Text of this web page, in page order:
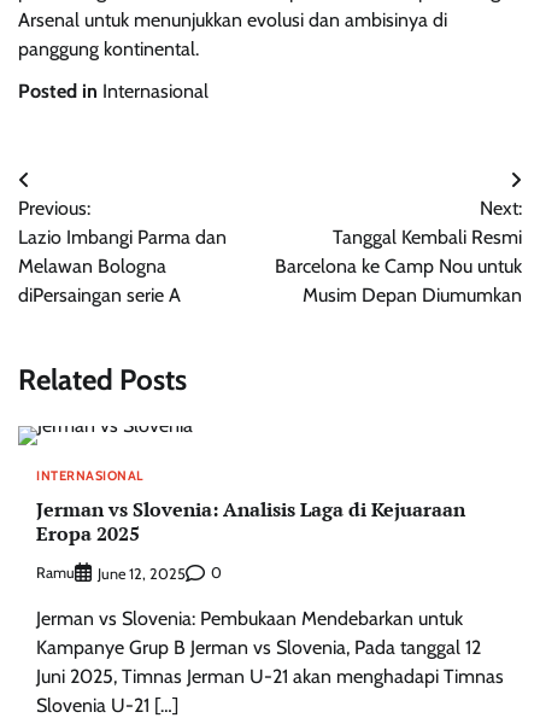
Arsenal untuk menunjukkan evolusi dan ambisinya di
panggung kontinental.
Posted in Internasional
Post
navigation
Previous:
Lazio Imbangi Parma dan
Melawan Bologna
diPersaingan serie A
Next:
Tanggal Kembali Resmi
Barcelona ke Camp Nou untuk
Musim Depan Diumumkan
Related Posts
INTERNASIONAL
Jerman vs Slovenia: Analisis Laga di Kejuaraan
Eropa 2025
Ramu June 12, 2025 0
Jerman vs Slovenia: Pembukaan Mendebarkan untuk
Kampanye Grup B Jerman vs Slovenia, Pada tanggal 12
Juni 2025, Timnas Jerman U-21 akan menghadapi Timnas
Slovenia U-21 […]